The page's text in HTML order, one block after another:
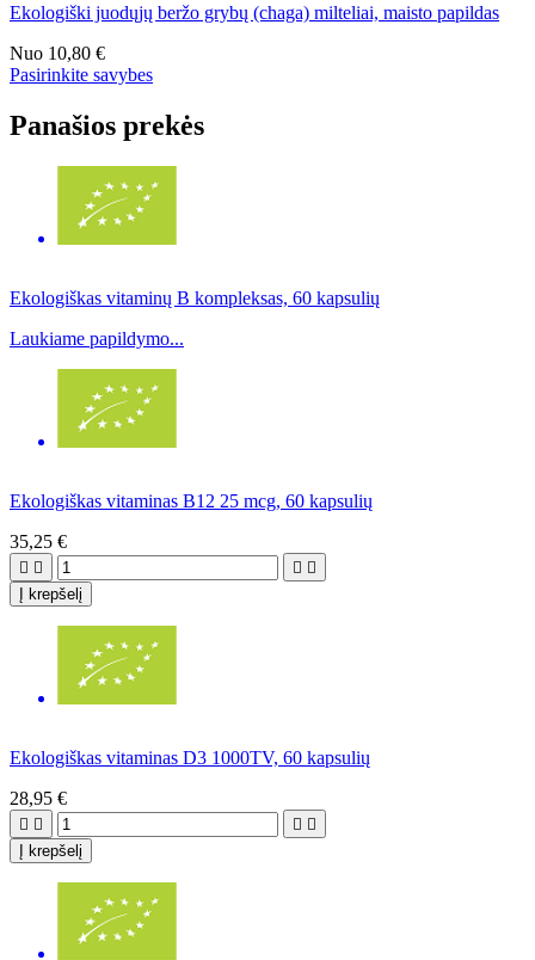
Ekologiški juodųjų beržo grybų (chaga) milteliai, maisto papildas
Nuo 10,80 €
Pasirinkite savybes
Panašios prekės
Ekologiškas vitaminų B kompleksas, 60 kapsulių
Laukiame papildymo...
Ekologiškas vitaminas B12 25 mcg, 60 kapsulių
35,25 €
   
Į krepšelį
Ekologiškas vitaminas D3 1000TV, 60 kapsulių
28,95 €
   
Į krepšelį